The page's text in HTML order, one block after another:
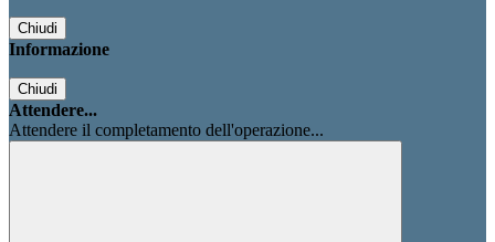
Chiudi
Informazione
Chiudi
Attendere...
Attendere il completamento dell'operazione...